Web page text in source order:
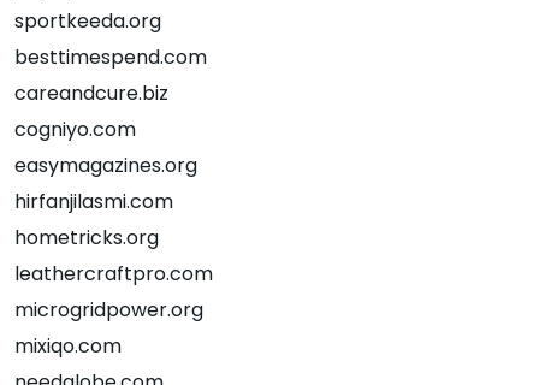
sportkeeda.org
besttimespend.com
careandcure.biz
cogniyo.com
easymagazines.org
hirfanjilasmi.com
hometricks.org
leathercraftpro.com
microgridpower.org
mixiqo.com